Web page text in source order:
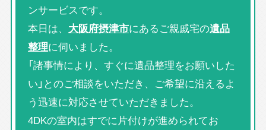
ンサービスです。
本日は、 大阪府摂津市にあるご親戚宅の遺品
整理に伺いました。
「諸事情により、すぐに遺品整理をお願いした
い」とのご相談をいただき、ご希望に沿えるよ
う迅速に対応させていただきました。
4DKの室内はすでに片付けが進められてお